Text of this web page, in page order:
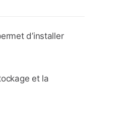
d’installer
et la